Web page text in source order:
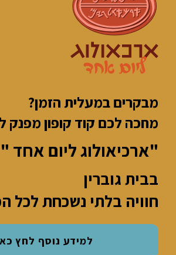
מבקרים במעלית הזמן?
מחכה לכם קוד קופון מפנק ל
"ארכיאולוג ליום אחד "
בבית גוברין
חוויה בלתי נשכחת לכל
למידע נוסף לחץ